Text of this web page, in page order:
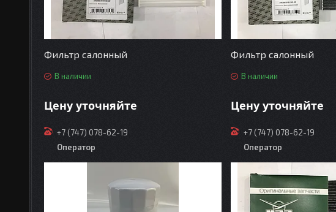
Фильтр салонный
В наличии
Цену уточняйте
+7 (747) 078-62-19
Оператор
Фильтр салонный
В наличии
Цену уточняйте
+7 (747) 078-62-19
Оператор